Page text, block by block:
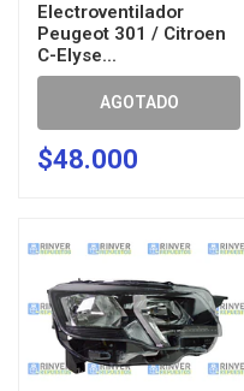
Electroventilador
Peugeot 301 / Citroen
C-Elyse...
AGOTADO
$48.000